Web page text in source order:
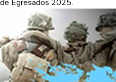
de Egresados 2025.